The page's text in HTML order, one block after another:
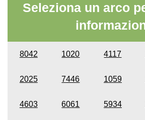
Seleziona un arco
8042 1020 4117
2025 7446 1059
4603 6061 5934